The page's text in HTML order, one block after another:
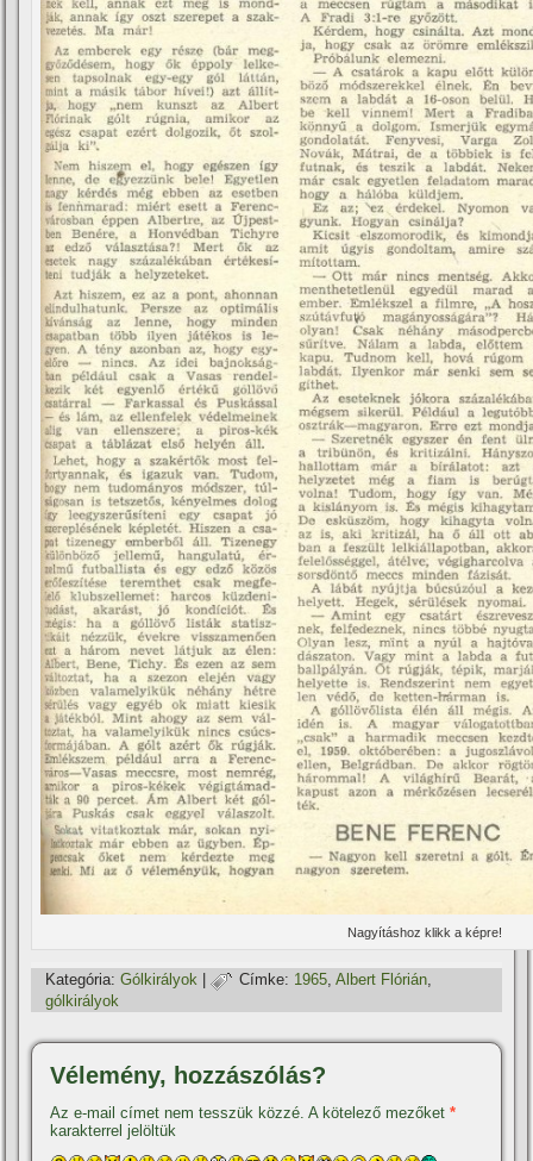
Nagyí­táshoz klikk a képre!
Kategória: Gólkirályok | Címke: 1965,Albert Flórián,
gólkirályok
Vélemény, hozzászólás?
Az e-mail címet nem tesszük közzé. A kötelező mezőket*
karakterrel jelöltük